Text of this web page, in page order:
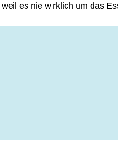
es nie wirklich um das